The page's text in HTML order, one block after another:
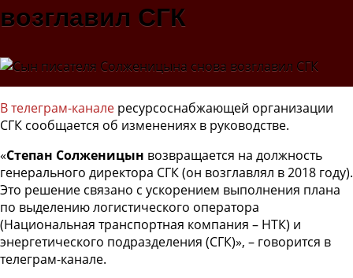
возглавил СГК
В телеграм-канале ресурсоснабжающей организации
СГК сообщается об изменениях в руководстве.
«Степан Солженицын возвращается на должность
генерального директора СГК (он возглавлял в 2018 году).
Это решение связано с ускорением выполнения плана
по выделению логистического оператора
(Национальная транспортная компания – НТК) и
энергетического подразделения (СГК)», – говорится в
телеграм-канале.